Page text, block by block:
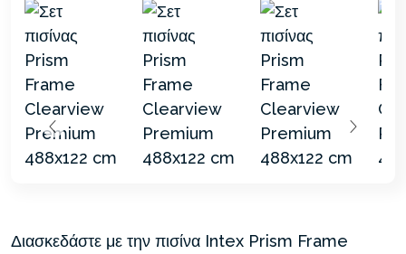
Διασκεδάστε με την πισίνα Intex Prism Frame